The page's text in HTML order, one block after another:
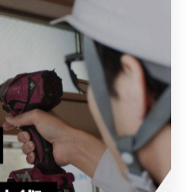
れ、居住空間における快適
は単なる施工にとどまら
することで、機能性と美し
れます。現代社会において
に在来技術が再評価されて
築を目指す動きが加速する
ます重要になっています。
持つ大工の求人が増加し
が急務となっています。こ